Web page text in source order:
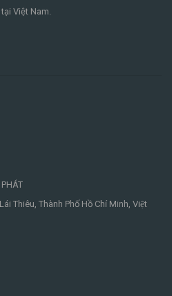
Việt Nam.
Thiêu, Thành Phố Hồ Chí Minh, Việt